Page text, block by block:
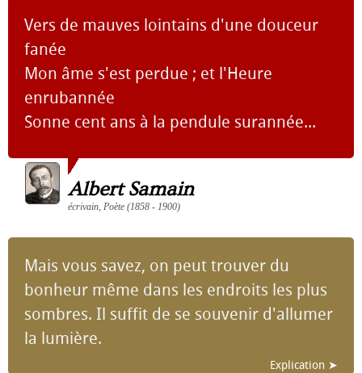
Vers de mauves lointains d'une douceur
fanée
Mon âme s'est perdue ; et l'Heure
enrubannée
Sonne cent ans à la pendule surannée...
Albert Samain
écrivain, Poète (1858 - 1900)
Mais vous savez, on peut trouver du
bonheur même dans les endroits les plus
sombres. Il suffit de se souvenir d'allumer
la lumière.
Explication ➤